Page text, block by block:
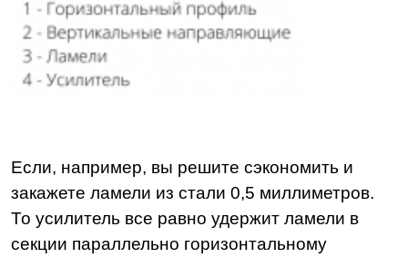
Если, например, вы решите сэкономить и
закажете ламели из стали 0,5 миллиметров.
То усилитель все равно удержит ламели в
секции параллельно горизонтальному